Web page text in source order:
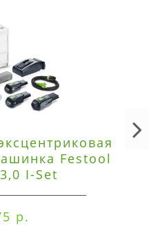
Festool
I-Set
р.